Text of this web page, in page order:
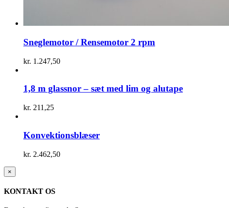
Sneglemotor / Rensemotor 2 rpm
kr. 1.247,50
1,8 m glassnor – sæt med lim og alutape
kr. 211,25
Konvektionsblæser
kr. 2.462,50
Close
product
view
×
KONTAKT OS